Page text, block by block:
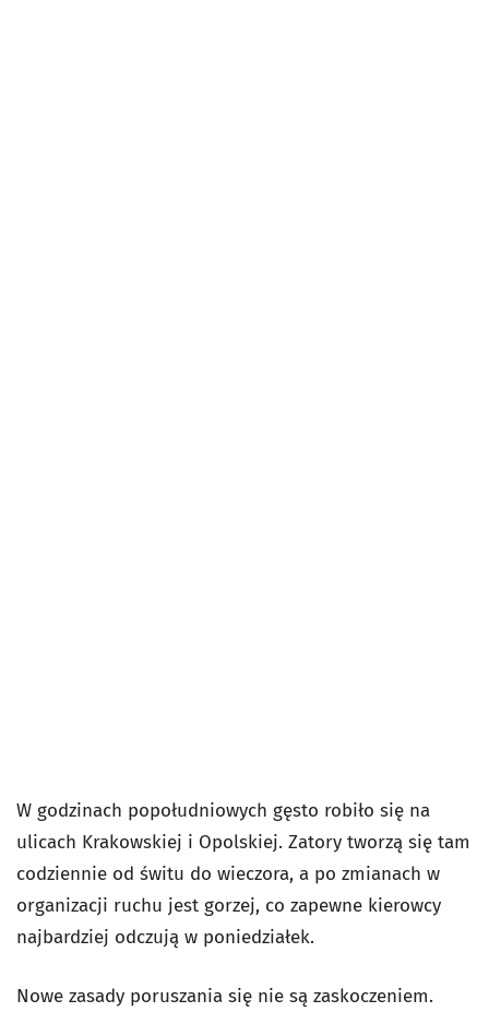
W godzinach popołudniowych gęsto robiło się na
ulicach Krakowskiej i Opolskiej. Zatory tworzą się tam
codziennie od świtu do wieczora, a po zmianach w
organizacji ruchu jest gorzej, co zapewne kierowcy
najbardziej odczują w poniedziałek.
Nowe zasady poruszania się nie są zaskoczeniem.